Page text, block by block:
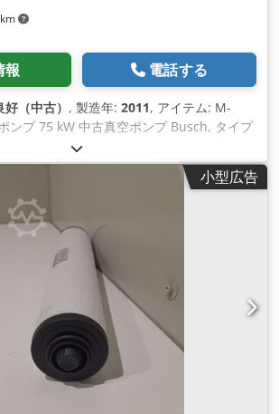
報 電話する
好（中古） , 製造年: 2011, アイテム: M-
ンプ 75 kW 中古真空ポンプ Busch, タイプ
Rpofx Agpeha 最大73 m3/分 モータ
ヤーモーター 75 kW 年: 02-2011
小型広告